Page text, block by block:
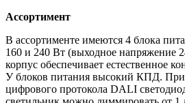
Ассортимент
В ассортименте имеются 4 блока
160 и 240 Вт (выходное
корпус обеспечивает естественное
У блоков питания высокий КПД. При
цифрового протокола DALI